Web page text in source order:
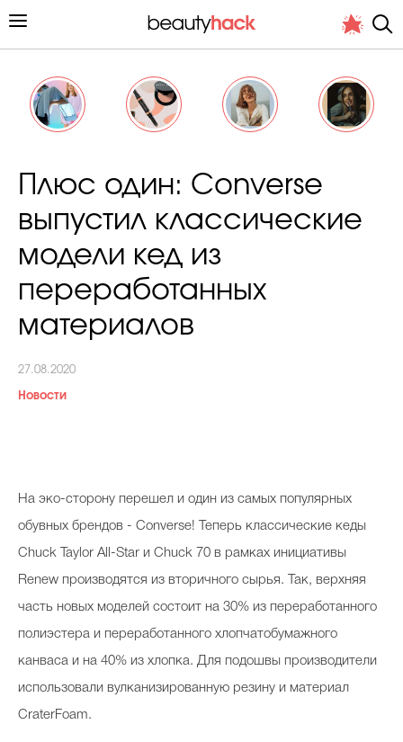
Хит недели от стилиста
Худеем правильно
Бьютихакер / Мама-хакер
Выбор визажистов
Плюс один: Converse
выпустил классические
модели кед из
переработанных
материалов
27.08.2020
Новости
На эко-сторону перешел и один из самых популярных
обувных брендов - Converse! Теперь классические кеды
Chuck Taylor All-Star и Chuck 70 в рамках инициативы
Renew производятся из вторичного сырья. Так, верхняя
часть новых моделей состоит на 30% из переработанного
полиэстера и переработанного хлопчатобумажного
канваса и на 40% из хлопка. Для подошвы производители
использовали вулканизированную резину и материал
CraterFoam.